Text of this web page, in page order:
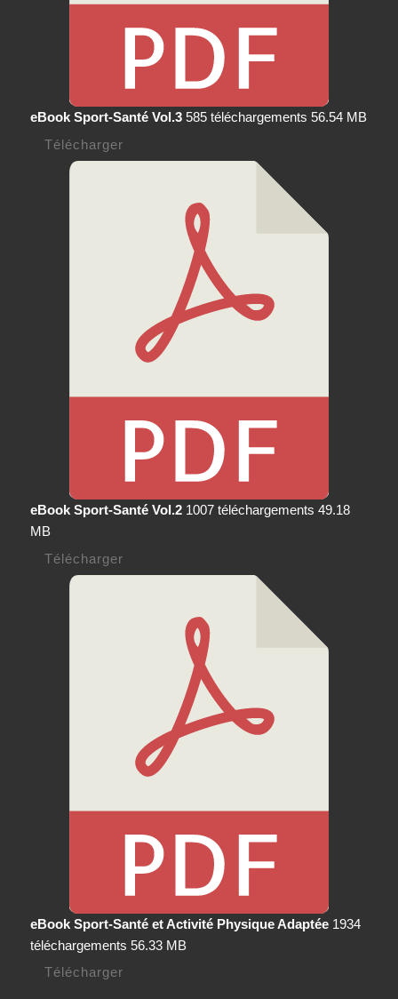
eBook Sport-Santé Vol.3 585 téléchargements 56.54 MB
Télécharger
eBook Sport-Santé Vol.2 1007 téléchargements 49.18
MB
Télécharger
eBook Sport-Santé et Activité Physique Adaptée 1934
téléchargements 56.33 MB
Télécharger